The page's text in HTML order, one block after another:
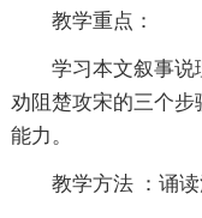
教学重点：
学习本文叙事说
劝阻楚攻宋的三个
能力。
教学方法 ：诵